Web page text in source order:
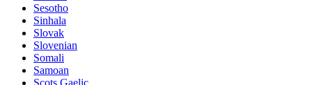
Sesotho
Sinhala
Slovak
Slovenian
Somali
Samoan
Scots Gaelic